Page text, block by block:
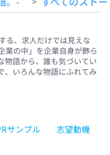
る、求人だけでは見えな
業の中」を企業自身が飾ら
物語から、誰も気づいてい
、いろんな物語にふれてみ
サンプル
志望動機